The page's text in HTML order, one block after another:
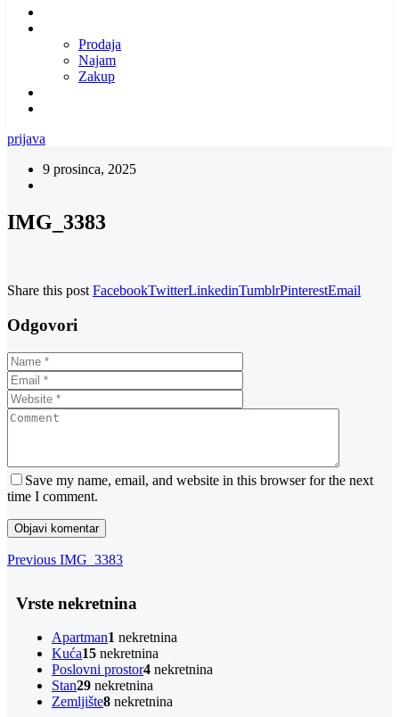
Prodaja
Najam
Zakup
prijava
9 prosinca, 2025
IMG_3383
Share this post FacebookTwitterLinkedinTumblrPinterestEmail
Odgovori
Save my name, email, and website in this browser for the next
time I comment.
Navigacija
Previous
Previous IMG_3383
Vrste nekretnina
Apartman1 nekretnina
Kuća15 nekretnina
Poslovni prostor4 nekretnina
Stan29 nekretnina
Zemljište8 nekretnina